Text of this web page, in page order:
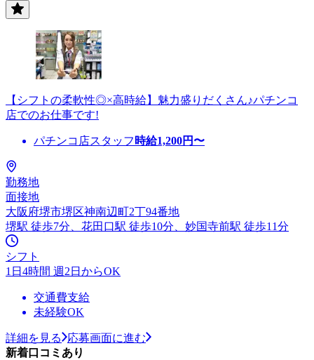
【シフトの柔軟性◎×高時給】魅力盛りだくさん♪パチンコ
店でのお仕事です!
パチンコ店スタッフ 時給1,200円〜
勤務地
面接地
大阪府堺市堺区神南辺町2丁94番地
堺駅 徒歩7分、花田口駅 徒歩10分、妙国寺前駅 徒歩11分
シフト
1日4時間 週2日からOK
交通費支給
未経験OK
詳細を見る
応募画面に進む
新着口コミあり